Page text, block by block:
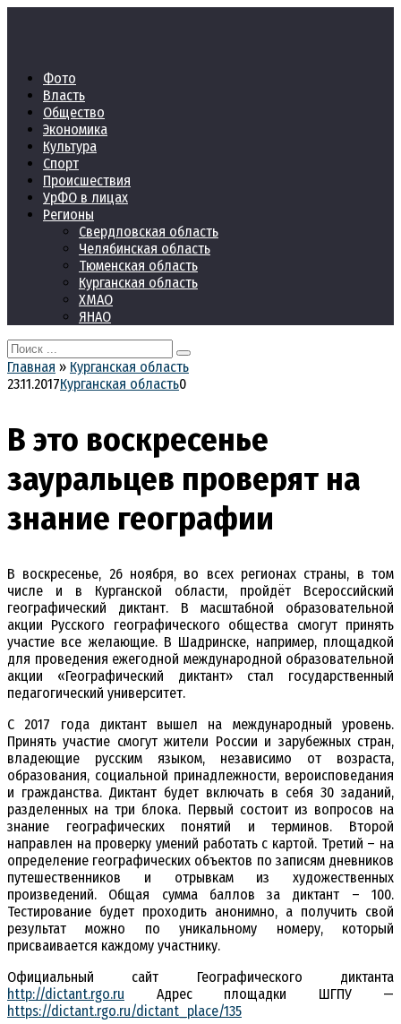
Фото
Власть
Общество
Экономика
Культура
Спорт
Происшествия
УрФО в лицах
Регионы
Свердловская область
Челябинская область
Тюменская область
Курганская область
ХМАО
ЯНАО
Search
for:
Главная » Курганская область
23.11.2017Курганская область0
В это воскресенье
зауральцев проверят на
знание географии
В воскресенье, 26 ноября, во всех регионах страны, в том
числе и в Курганской области, пройдёт Всероссийский
географический диктант. В масштабной образовательной
акции Русского географического общества смогут принять
участие все желающие. В Шадринске, например, площадкой
для проведения ежегодной международной образовательной
акции «Географический диктант» стал государственный
педагогический университет.
С 2017 года диктант вышел на международный уровень.
Принять участие смогут жители России и зарубежных стран,
владеющие русским языком, независимо от возраста,
образования, социальной принадлежности, вероисповедания
и гражданства. Диктант будет включать в себя 30 заданий,
разделенных на три блока. Первый состоит из вопросов на
знание географических понятий и терминов. Второй
направлен на проверку умений работать с картой. Третий – на
определение географических объектов по записям дневников
путешественников и отрывкам из художественных
произведений. Общая сумма баллов за диктант – 100.
Тестирование будет проходить анонимно, а получить свой
результат можно по уникальному номеру, который
присваивается каждому участнику.
Официальный сайт Географического диктанта
http://dictant.rgo.ru Адрес площадки ШГПУ —
https://dictant.rgo.ru/dictant_place/135